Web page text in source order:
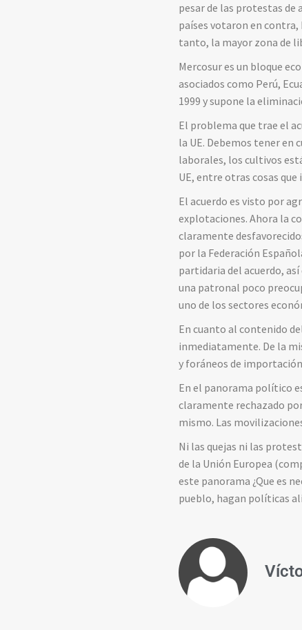
pesar de las protestas de
países votaron en contra,
tanto, la mayor zona de
Mercosur es un bloque
asociados como Perú,
1999 y supone la
El problema que trae el
la UE. Debemos tener en
laborales, los cultivos
UE, entre otras cosas
El acuerdo es visto por
explotaciones. Ahora la
claramente
por la Federación
partidaria del acuerdo,
una patronal poco
uno de los sectores
En cuanto al contenido
inmediatamente. De la
y foráneos de
En el panorama político
claramente rechazado
mismo. Las
Ni las quejas ni las
de la Unión Europea
este panorama ¿Que es
pueblo, hagan políticas